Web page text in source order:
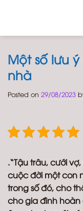
Một số lưu
nhà
Posted on 29/08/2023
.“Tậu trâu, cưới
cuộc đời một con
trong số đó, cho
cho gia đình hoàn